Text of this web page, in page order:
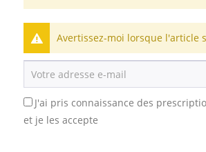
Avertissez-moi lorsque l'article
J'ai pris connaissance des
et je les accepte